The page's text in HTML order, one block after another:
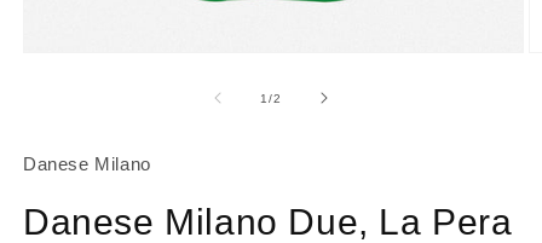
modale
1/su
2
Danese Milano
Danese Milano Due, La Pera